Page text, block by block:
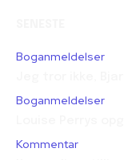
Boganmeldelser
Boganmeldelser
Kommentar